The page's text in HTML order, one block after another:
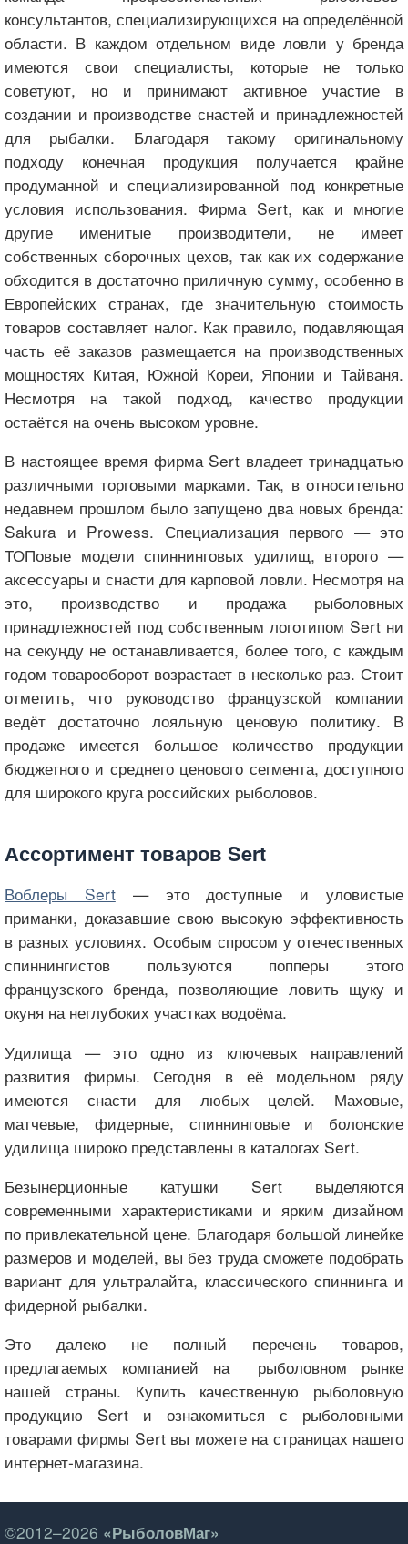
консультантов, специализирующихся на определённой
области. В каждом отдельном виде ловли у бренда
имеются свои специалисты, которые не только
советуют, но и принимают активное участие в
создании и производстве снастей и принадлежностей
для рыбалки. Благодаря такому оригинальному
подходу конечная продукция получается крайне
продуманной и специализированной под конкретные
условия использования. Фирма Sert, как и многие
другие именитые производители, не имеет
собственных сборочных цехов, так как их содержание
обходится в достаточно приличную сумму, особенно в
Европейских странах, где значительную стоимость
товаров составляет налог. Как правило, подавляющая
часть её заказов размещается на производственных
мощностях Китая, Южной Кореи, Японии и Тайваня.
Несмотря на такой подход, качество продукции
остаётся на очень высоком уровне.
В настоящее время фирма Sert владеет тринадцатью
различными торговыми марками. Так, в относительно
недавнем прошлом было запущено два новых бренда:
Sakura и Prowess. Специализация первого — это
ТОПовые модели спиннинговых удилищ, второго —
аксессуары и снасти для карповой ловли. Несмотря на
это, производство и продажа рыболовных
принадлежностей под собственным логотипом Sert ни
на секунду не останавливается, более того, с каждым
годом товарооборот возрастает в несколько раз. Стоит
отметить, что руководство французской компании
ведёт достаточно лояльную ценовую политику. В
продаже имеется большое количество продукции
бюджетного и среднего ценового сегмента, доступного
для широкого круга российских рыболовов.
Ассортимент товаров Sert
Воблеры Sert— это доступные и уловистые
приманки, доказавшие свою высокую эффективность
в разных условиях. Особым спросом у отечественных
спиннингистов пользуются попперы этого
французского бренда, позволяющие ловить щуку и
окуня на неглубоких участках водоёма.
Удилища — это одно из ключевых направлений
развития фирмы. Сегодня в её модельном ряду
имеются снасти для любых целей. Маховые,
матчевые, фидерные, спиннинговые и болонские
удилища широко представлены в каталогах Sert.
Безынерционные катушки Sert выделяются
современными характеристиками и ярким дизайном
по привлекательной цене. Благодаря большой линейке
размеров и моделей, вы без труда сможете подобрать
вариант для ультралайта, классического спиннинга и
фидерной рыбалки.
Это далеко не полный перечень товаров,
предлагаемых компанией на рыболовном рынке
нашей страны. Купить качественную рыболовную
продукцию Sert и ознакомиться с рыболовными
товарами фирмы Sert вы можете на страницах нашего
интернет-магазина.
©2012–2026 «РыболовМаг»